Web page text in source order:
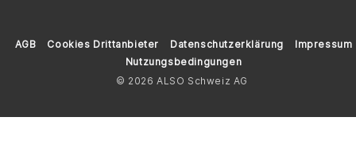
AGB Cookies Drittanbieter Datenschutzerklärung
Impressum
Nutzungsbedingungen
© 2026 ALSO Schweiz AG